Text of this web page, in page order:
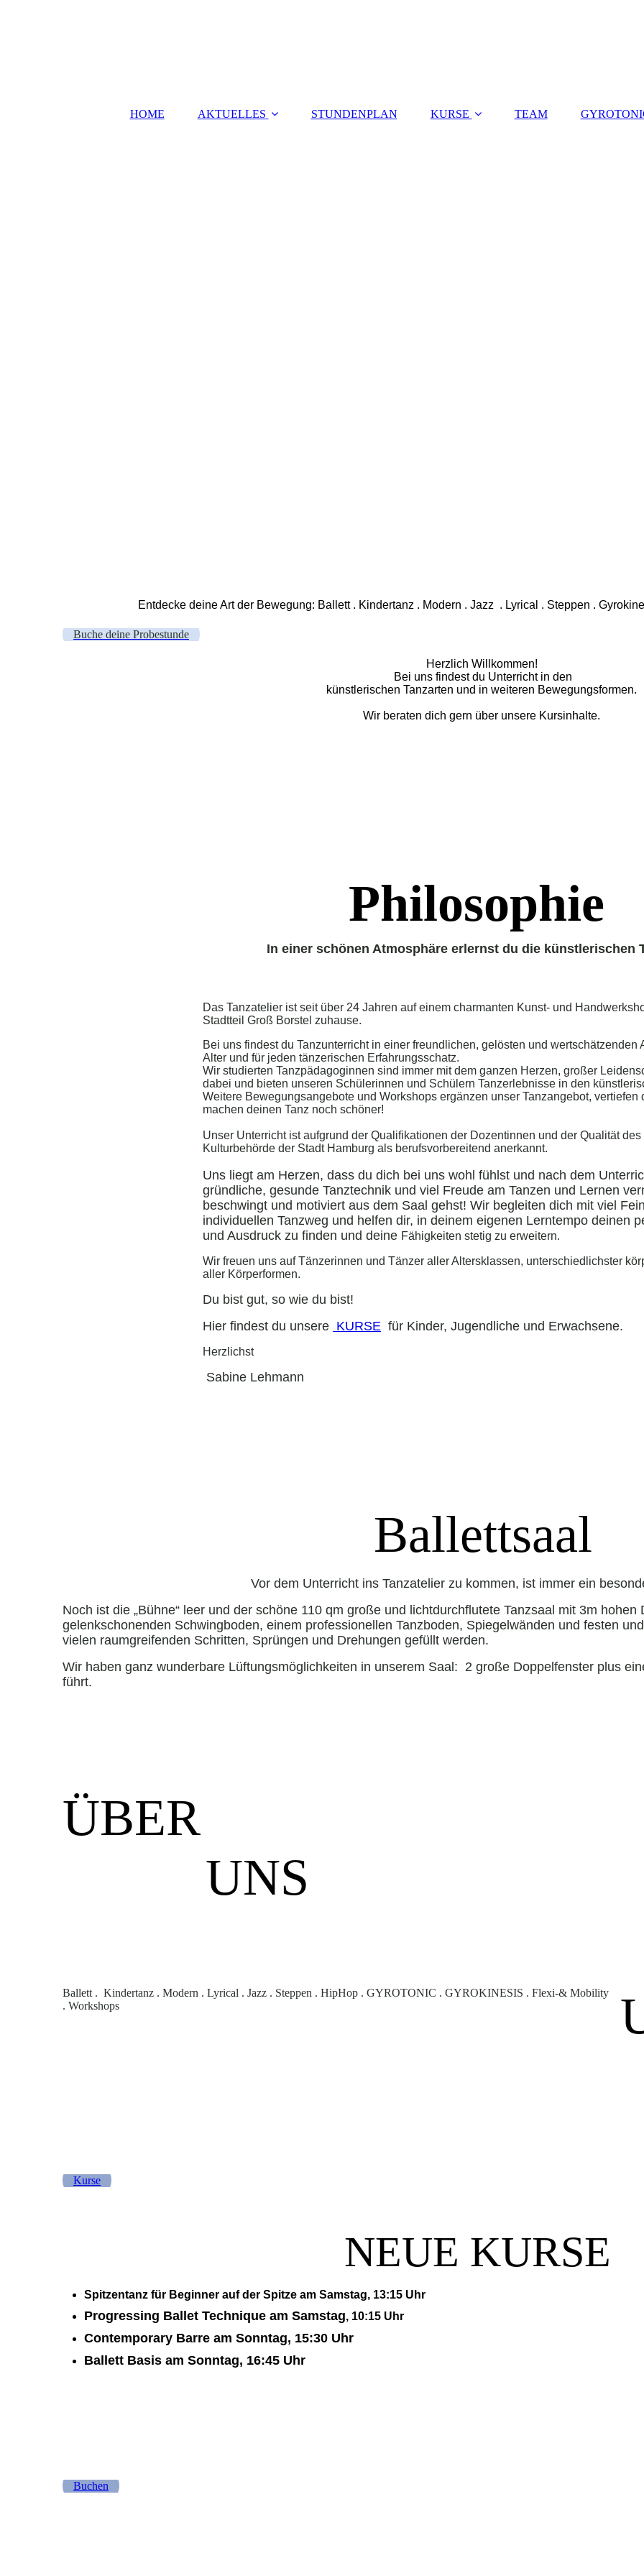
HOME AKTUELLES STUNDENPLAN KURSE TEAM
Entdecke deine Art der Bewegung: Ballett . Kindertanz . Modern . Jazz . Lyrical . Steppen .
Buche deine Probestunde
Herzlich Willkommen!
Bei uns findest du Unterricht in den
künstlerischen Tanzarten und in weiteren Bewegungsformen.
Wir beraten dich gern über unsere Kursinhalte.
Philosophie
In einer schönen Atmosphäre erlernst du die künstlerischen
Das Tanzatelier ist seit über 24 Jahren auf einem charmanten Kunst- und
Stadtteil Groß Borstel zuhause.
Bei uns findest du Tanzunterricht in einer freundlichen, gelösten und wertschätzenden
Alter und für jeden tänzerischen Erfahrungsschatz.
Wir studierten Tanzpädagoginnen sind immer mit dem ganzen Herzen, großer
dabei und bieten unseren Schülerinnen und Schülern Tanzerlebnisse in den
Weitere Bewegungsangebote und Workshops ergänzen unser Tanzangebot, vertiefen
machen deinen Tanz noch schöner!
Unser Unterricht ist aufgrund der Qualifikationen der Dozentinnen und der Qualität
Kulturbehörde der Stadt Hamburg als berufsvorbereitend anerkannt.
Uns liegt am Herzen, dass du dich bei uns wohl fühlst und nach dem
gründliche, gesunde Tanztechnik und viel Freude am Tanzen und Lernen
beschwingt und motiviert aus dem Saal gehst! Wir begleiten dich mit viel
individuellen Tanzweg und helfen dir, in deinem eigenen Lerntempo deinen
und Ausdruck zu finden und deine Fähigkeiten stetig zu erweitern.
Wir freuen uns auf Tänzerinnen und Tänzer aller Altersklassen, unterschiedlichster
aller Körperformen.
Du bist gut, so wie du bist!
Hier findest du unsere KURSE für Kinder, Jugendliche und Erwachsene.
Herzlichst
Sabine Lehmann
Ballettsaal
Vor dem Unterricht ins Tanzatelier zu kommen, ist immer ein
Noch ist die „Bühne“ leer und der schöne 110 qm große und lichtdurchflutete Tanzsaal mit 3m
gelenkschonenden Schwingboden, einem professionellen Tanzboden, Spiegelwänden und festen
vielen raumgreifenden Schritten, Sprüngen und Drehungen gefüllt werden.
Wir haben ganz wunderbare Lüftungsmöglichkeiten in unserem Saal: 2 große Doppelfenster plus
führt.
ÜBER
UNS
Ballett . Kindertanz . Modern . Lyrical . Jazz . Steppen . HipHop . GYROTONIC . GYROKINESIS . Flexi-& Mobility
. Workshops
Kurse
NEUE KURSE
Spitzentanz für Beginner auf der Spitze am Samstag, 13:15 Uhr
Progressing Ballet Technique am Samstag, 10:15 Uhr
Contemporary Barre am Sonntag, 15:30 Uhr
Ballett Basis am Sonntag, 16:45 Uhr
Buchen